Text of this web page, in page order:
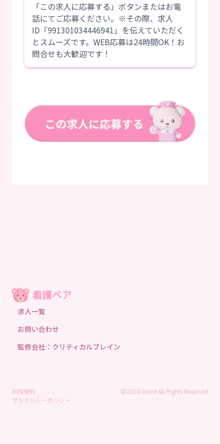
「この求人に応募する」ボタンまたはお電
話にてご応募ください。※その際、求人
ID「991301034446941」を伝えていただく
とスムーズです。WEB応募は24時間OK！お
問合せも大歓迎です！
求人一覧
お問い合わせ
監修会社：クリティカルブレイン
利用規約
プライバシーポリシー
©2024 name All Rights Reserved